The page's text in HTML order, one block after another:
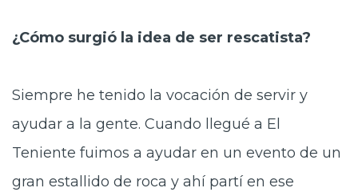
¿Cómo surgió la idea de ser rescatista?
Siempre he tenido la vocación de servir y
ayudar a la gente. Cuando llegué a El
Teniente fuimos a ayudar en un evento de un
gran estallido de roca y ahí partí en ese